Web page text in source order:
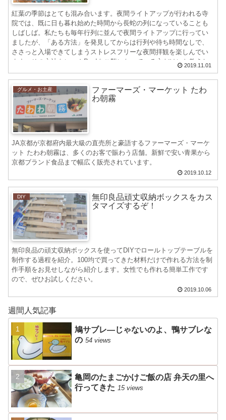
紅葉の季節はとても混み合います。夜間ライトアップが行われる寺
院では、既に日も暮れ始めた時間から長蛇の列になっていることも
しばしば。私たちも毎年行列に並んで夜間ライトアップに行ってい
ましたが、「ある方法」を発見してからは行列や待ち時間なしで、
ささっと入場できてしまうストレスフリーな夜間拝観を楽しんでい
ます。その方法をにゃんPon!をご覧になっている方だけにお教えし
2019.11.01
グルメ・お土産
ファーマーズ・マーケット たわ
わ朝霧
JA京都が京都府内最大級の直売所と豪語するファーマーズ・マーケ
ット たわわ朝霧は、多くのお客で賑わう店舗。新鮮で安い青果から
京都ブランド食品まで幅広く販売されています。
2019.10.12
DIY
無印良品頑丈収納ボックスをカス
タマイズするぞ！
無印良品の頑丈収納ボックスを使ってDIYでロールトップテーブルを
制作する過程を紹介。100均で買ってきた材料だけで作れる方法を制
作手順をお見せしながら紹介します。女性でも作れる簡単工作です
ので、ぜひお試しください。
2019.10.06
週間人気記事
鳩サブレ―じゃないのよ、鴨サブレな
の 54 views
亀岡のたまごかけご飯の店 弁天の里へ
行ってきた 15 views